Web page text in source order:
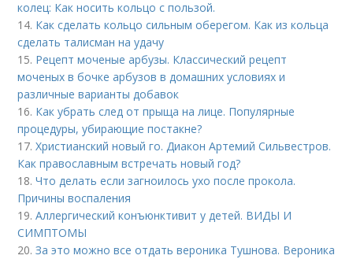
колец: Как носить кольцо с пользой.
14. Как сделать кольцо сильным оберегом. Как из кольца
сделать талисман на удачу
15. Рецепт моченые арбузы. Классический рецепт
моченых в бочке арбузов в домашних условиях и
различные варианты добавок
16. Как убрать след от прыща на лице. Популярные
процедуры, убирающие постакне?
17.Христианский новый го. Диакон Артемий Сильвестров.
Как православным встречать новый год?
18.Что делать если загноилось ухо после прокола.
Причины воспаления
19.Аллергический конъюнктивит у детей. ВИДЫ И
СИМПТОМЫ
20.За это можно все отдать вероника Тушнова. Вероника